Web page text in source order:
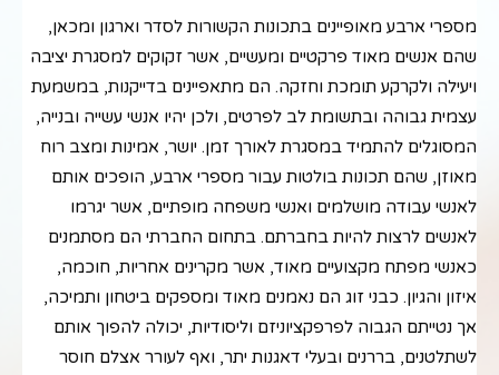
מספרי ארבע מאופיינים בתכונות הקשורות לסדר וארגון ומכאן,
שהם אנשים מאוד פרקטיים ומעשיים, אשר זקוקים למסגרת יציבה
ויעילה ולקרקע תומכת וחזקה. הם מתאפיינים בדייקנות, במשמעת
עצמית גבוהה ובתשומת לב לפרטים, ולכן יהיו אנשי עשייה ובנייה,
המסוגלים להתמיד במסגרת לאורך זמן. יושר, אמינות ומצב רוח
מאוזן, שהם תכונות בולטות עבור מספרי ארבע, הופכים אותם
לאנשי עבודה מושלמים ואנשי משפחה מופתיים, אשר יגרמו
לאנשים לרצות להיות בחברתם. בתחום החברתי הם מסתמנים
כאנשי מפתח מקצועיים מאוד, אשר מקרינים אחריות, חוכמה,
איזון והגיון. כבני זוג הם נאמנים מאוד ומספקים ביטחון ותמיכה,
אך נטייתם הגבוה לפרפקציוניזם וליסודיות, יכולה להפוך אותם
לשתלטנים, בררנים ובעלי דאגנות יתר, ואף לעורר אצלם חוסר